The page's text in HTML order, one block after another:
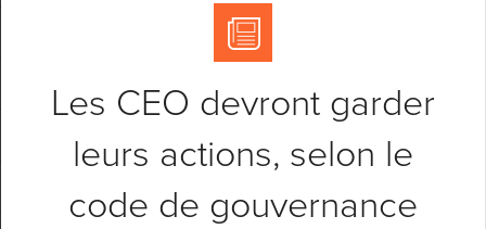
​Les CEO devront garder
leurs actions, selon le
code de gouvernance